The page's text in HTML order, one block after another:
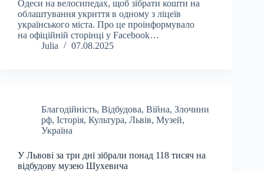
Одеси на велосипедах, щоб зібрати кошти на
облаштування укриття в одному з ліцеїв
українського міста. Про це проінформувало
на офіційній сторінці у Facebook…
Julia
07.08.2025
Благодійність, Відбудова, Війна, Злочини
рф, Історія, Культура, Львів, Музей,
Україна
У Львові за три дні зібрали понад 118 тисяч на
відбудову музею Шухевича